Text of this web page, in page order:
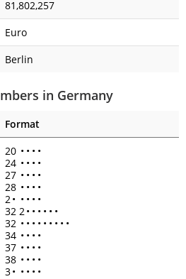
81,802,257
Euro
Berlin
in Germany
Format
20 • • • •
24 • • • •
27 • • • •
28 • • • •
2• • • • •
32 2• • • • • •
32 • • • • • • • • •
34 • • • •
37 • • • •
38 • • • •
3• • • • •